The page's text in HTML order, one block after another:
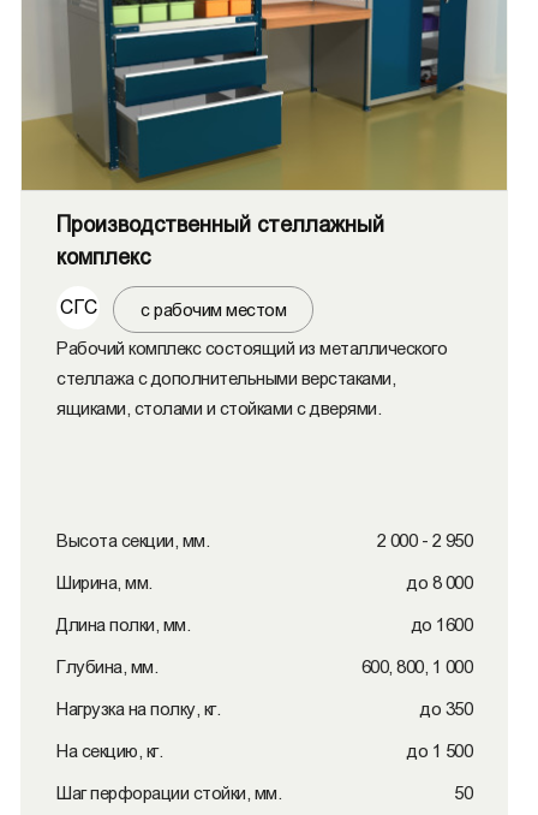
Производственный стеллажный
комплекс
СГС
с рабочим местом
Рабочий комплекс состоящий из металлического
стеллажа с дополнительными верстаками,
ящиками, столами и стойками с дверями.
Высота секции, мм. 2 000 - 2 950
Ширина, мм. до 8 000
Длина полки, мм. до 1600
Глубина, мм. 600, 800, 1 000
Нагрузка на полку, кг. до 350
На секцию, кг. до 1 500
Шаг перфорации стойки, мм. 50